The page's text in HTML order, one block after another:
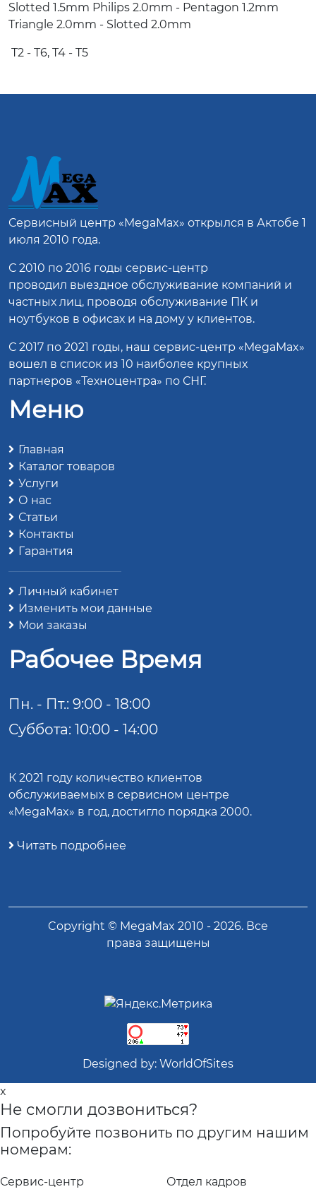
Slotted 1.5mm Philips 2.0mm - Pentagon 1.2mm
Triangle 2.0mm - Slotted 2.0mm
T2 - T6, T4 - T5
Сервисный центр «MegaMax» открылся в Актобе 1
июля 2010 года.
С 2010 по 2016 годы сервис-центр
проводил выездное обслуживание компаний и
частных лиц, проводя обслуживание ПК и
ноутбуков в офисах и на дому у клиентов.
С 2017 по 2021 годы, наш сервис-центр «MegaMax»
вошел в список из 10 наиболее крупных
партнеров «Техноцентра» по СНГ.
Меню
Главная
Каталог товаров
Услуги
О нас
Статьи
Контакты
Гарантия
Личный кабинет
Изменить мои данные
Мои заказы
Рабочее Время
Пн. - Пт.: 9:00 - 18:00
Суббота: 10:00 - 14:00
К 2021 году количество клиентов
обслуживаемых в сервисном центре
«MegaMax» в год, достигло порядка 2000.
Читать подробнее
Copyright © MegaMax 2010 - 2026. Все
права защищены
Designed by: WorldOfSites
x
Не смогли дозвониться?
Попробуйте позвонить по другим нашим
номерам:
Сервис-центр Отдел кадров